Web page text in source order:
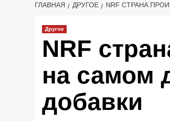
ГЛАВНАЯ ДРУГОЕ NRF СТРАНА
Другое
NRF
на самом
добавки